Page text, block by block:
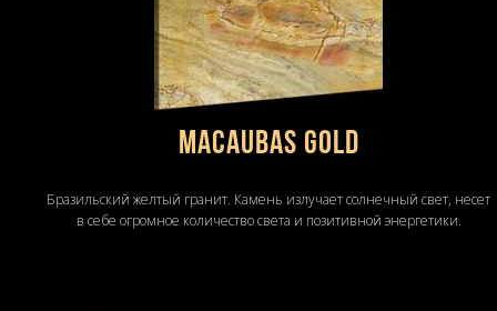
MACAUBAS GOLD
Бразильский желтый гранит. Камень излучает солнечный свет, несет
в себе огромное количество света и позитивной энергетики.